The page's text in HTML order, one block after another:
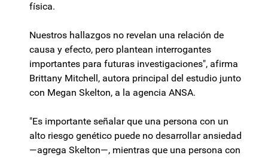
física.
Nuestros hallazgos no revelan una relación de
causa y efecto, pero plantean interrogantes
importantes para futuras investigaciones", afirma
Brittany Mitchell, autora principal del estudio junto
con Megan Skelton, a la agencia ANSA.
"Es importante señalar que una persona con un
alto riesgo genético puede no desarrollar ansiedad
—agrega Skelton—, mientras que una persona con